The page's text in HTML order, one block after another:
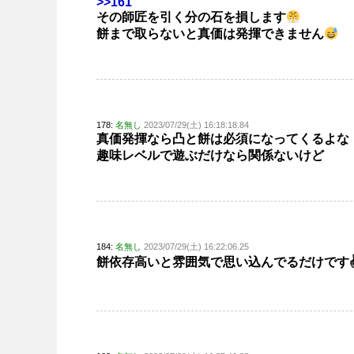
その師匠を引く分の石を損します
餅まで取らないと真価は発揮できません
178: 名無し 2023/07/29(土) 16:18:18.84
真価発揮なら凸と餅は必須になってくるよな
趣味レベルで遊ぶだけなら関係ないけど
184: 名無し 2023/07/29(土) 16:22:06.25
餅依存高いと雰囲気で思い込んでるだけで